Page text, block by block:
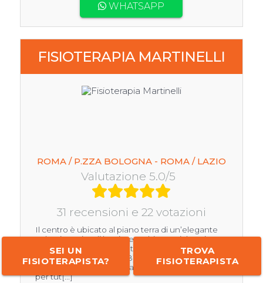
WHATSAPP
FISIOTERAPIA MARTINELLI
ROMA / P.ZZA BOLOGNA - ROMA / LAZIO
Valutazione 5.0/5
31 recensioni e 22 votazioni
Il centro è ubicato al piano terra di un’elegante
palazzina priva di barriere architettoniche, si trova
a pochi passi dalla fermata metropolitana di
piazza Bologna (Metro B), è dotato di un
parcheggio convenzionato ed è certificato Asl
per tut[...]
SEI UN
FISIOTERAPISTA?
TROVA
FISIOTERAPISTA